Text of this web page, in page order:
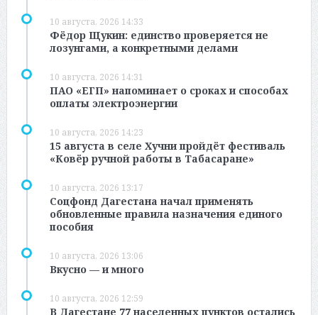
10 августа, 2026 14:33
Фёдор Щукин: единство проверяется не
лозунгами, а конкретными делами
10 августа, 2026 14:31
ПАО «ЕГП» напоминает о сроках и способах
оплаты электроэнергии
10 августа, 2026 14:23
15 августа в селе Хучни пройдёт фестиваль
«Ковёр ручной работы в Табасаране»
10 августа, 2026 13:17
Соцфонд Дагестана начал применять
обновленные правила назначения единого
пособия
10 августа, 2026 13:06
Вкусно — и много
10 августа, 2026 12:59
В Дагестане 77 населенных пунктов остались